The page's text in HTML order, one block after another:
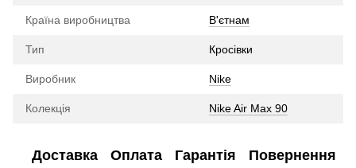
Країна виробництва В'єтнам
Тип Кросівки
Виробник Nike
Колекція Nike Air Max 90
Доставка Оплата Гарантія Повернення